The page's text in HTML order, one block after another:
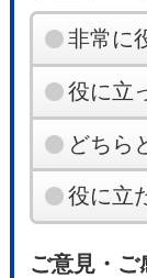
非常に
役に立
どちら
役に立
ご意見・